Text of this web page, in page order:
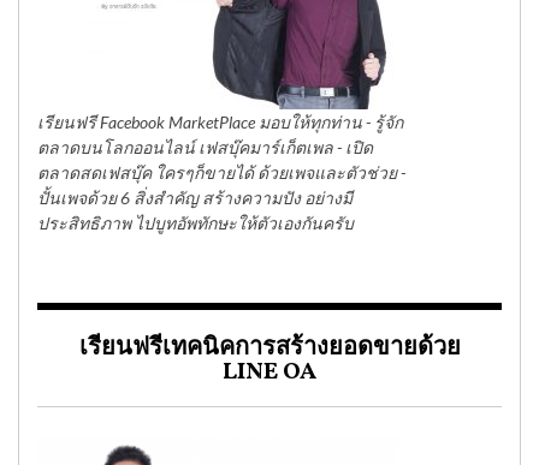
เรียนฟรี Facebook MarketPlace มอบให้ทุกท่าน - รู้จัก
ตลาดบนโลกออนไลน์ เฟสบุ๊คมาร์เก็ตเพล - เปิด
ตลาดสดเฟสบุ๊ค ใครๆก็ขายได้ ด้วยเพจและตัวช่วย -
ปั้นเพจด้วย 6 สิ่งสำคัญ สร้างความปัง อย่างมี
ประสิทธิภาพ ไปบูทอัพทักษะให้ตัวเองกันครับ
เรียนฟรีเทคนิคการสร้างยอดขายด้วย
LINE OA